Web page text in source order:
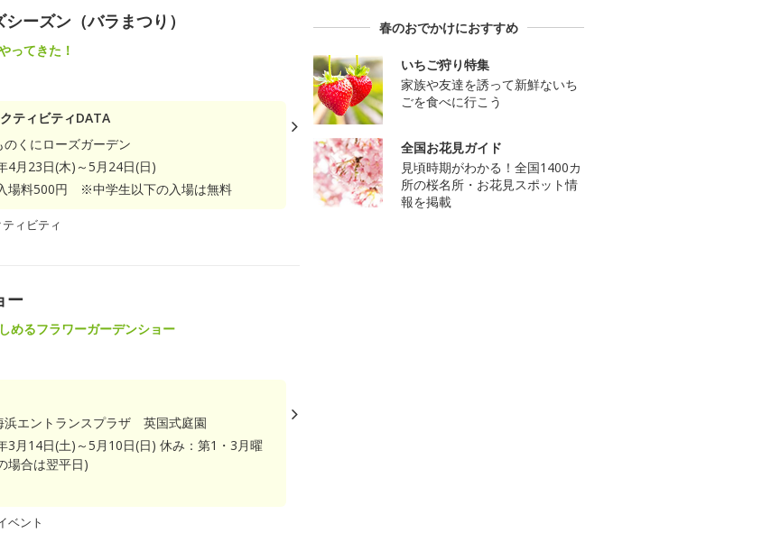
ーズン（バラまつり）
ってきた！
ティビティDATA
のくにローズガーデン
4月23日(木)～5月24日(日)
場料500円 ※中学生以下の入場は無料
ィビティ
ー
めるフラワーガーデンショー
浜エントランスプラザ 英国式庭園
3月14日(土)～5月10日(日) 休み：第1・3月曜
場合は翌平日)
ベント
春のおでかけにおすすめ
いちご狩り特集
家族や友達を誘って新鮮ないち
ごを食べに行こう
全国お花見ガイド
見頃時期がわかる！全国1400カ
所の桜名所・お花見スポット情
報を掲載